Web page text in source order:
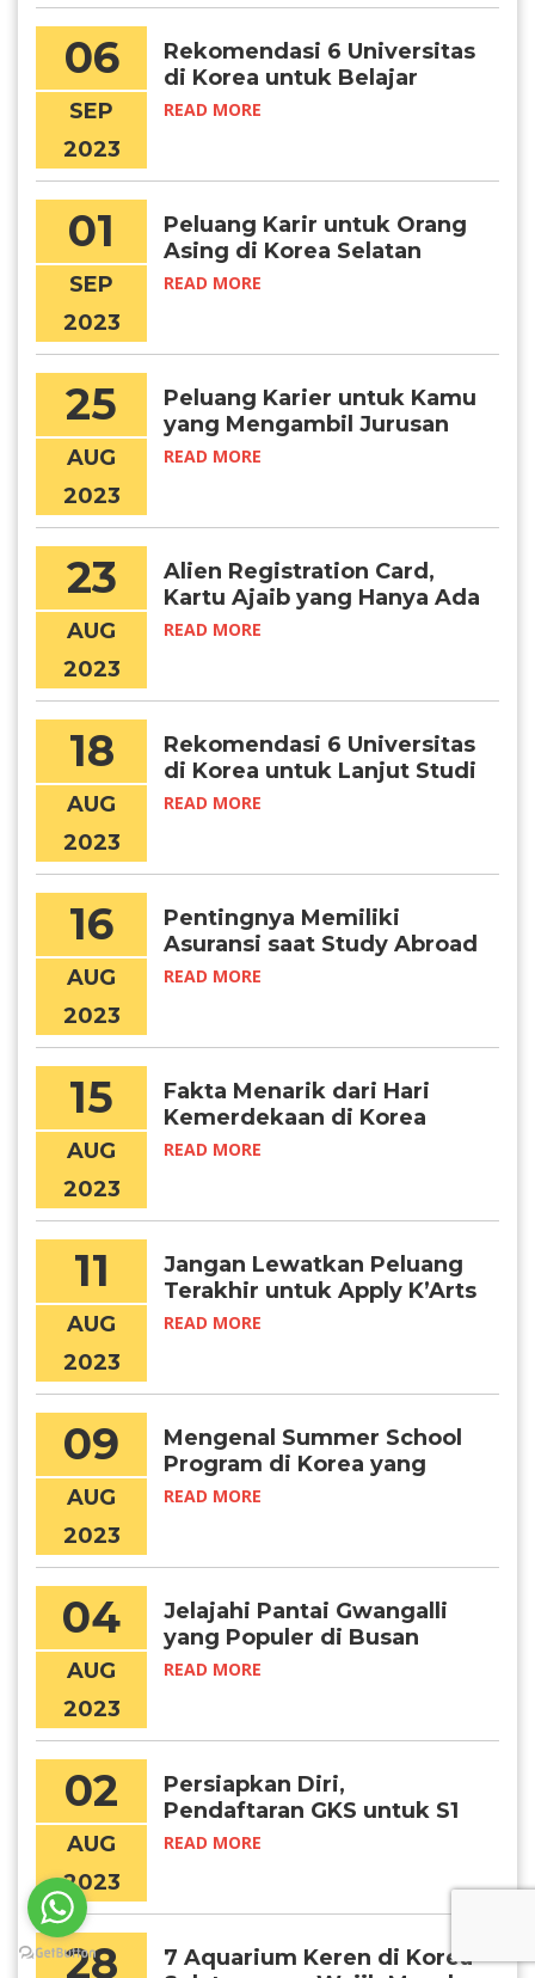
06
SEP
2023
Rekomendasi 6 Universitas
di Korea untuk Belajar
Matematika
READ MORE
01
SEP
2023
Peluang Karir untuk Orang
Asing di Korea Selatan
READ MORE
25
AUG
2023
Peluang Karier untuk Kamu
yang Mengambil Jurusan
Bahasa Korea
READ MORE
23
AUG
2023
Alien Registration Card,
Kartu Ajaib yang Hanya Ada
di Korea!
READ MORE
18
AUG
2023
Rekomendasi 6 Universitas
di Korea untuk Lanjut Studi
Psikologi
READ MORE
16
AUG
2023
Pentingnya Memiliki
Asuransi saat Study Abroad
READ MORE
15
AUG
2023
Fakta Menarik dari Hari
Kemerdekaan di Korea
Selatan
READ MORE
11
AUG
2023
Jangan Lewatkan Peluang
Terakhir untuk Apply K’Arts
2024
READ MORE
09
AUG
2023
Mengenal Summer School
Program di Korea yang
Semakin Diminati
READ MORE
04
AUG
2023
Jelajahi Pantai Gwangalli
yang Populer di Busan
READ MORE
02
AUG
2023
Persiapkan Diri,
Pendaftaran GKS untuk S1
Hampir Dimulai!
READ MORE
28
7 Aquarium Keren di Korea